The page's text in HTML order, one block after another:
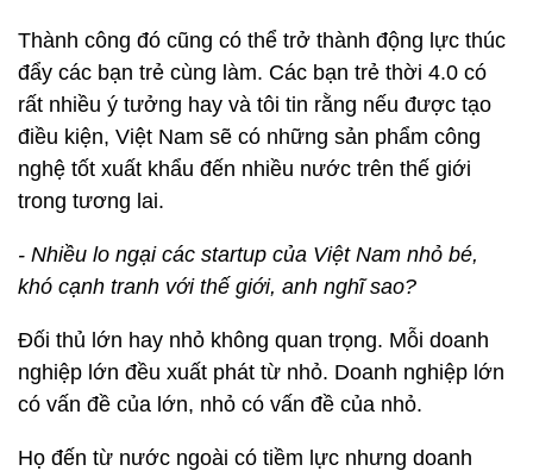
Thành công đó cũng có thể trở thành động lực thúc
đẩy các bạn trẻ cùng làm. Các bạn trẻ thời 4.0 có
rất nhiều ý tưởng hay và tôi tin rằng nếu được tạo
điều kiện, Việt Nam sẽ có những sản phẩm công
nghệ tốt xuất khẩu đến nhiều nước trên thế giới
trong tương lai.
- Nhiều lo ngại các startup của Việt Nam nhỏ bé,
khó cạnh tranh với thế giới, anh nghĩ sao?
Đối thủ lớn hay nhỏ không quan trọng. Mỗi doanh
nghiệp lớn đều xuất phát từ nhỏ. Doanh nghiệp lớn
có vấn đề của lớn, nhỏ có vấn đề của nhỏ.
Họ đến từ nước ngoài có tiềm lực nhưng doanh